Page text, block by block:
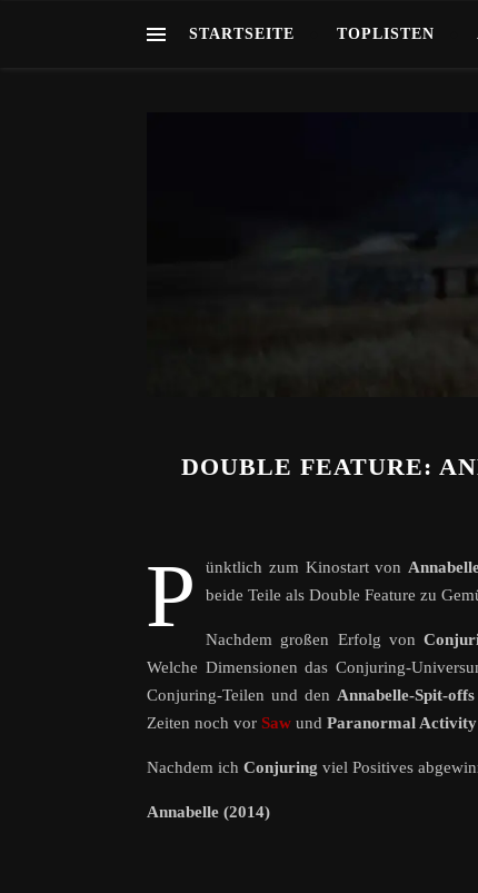
STARTSEITE TOPLISTEN
DOUBLE FEATURE:
P ünktlich zum Kinostart von
beide Teile als Double Feature zu
Nachdem großen Erfolg von
Welche Dimensionen das Conjuring-
Conjuring-Teilen und den Annabelle-Spit-offs
Zeiten noch vor Saw und Paranormal Activity
Nachdem ich Conjuring viel Positives
Annabelle (2014)